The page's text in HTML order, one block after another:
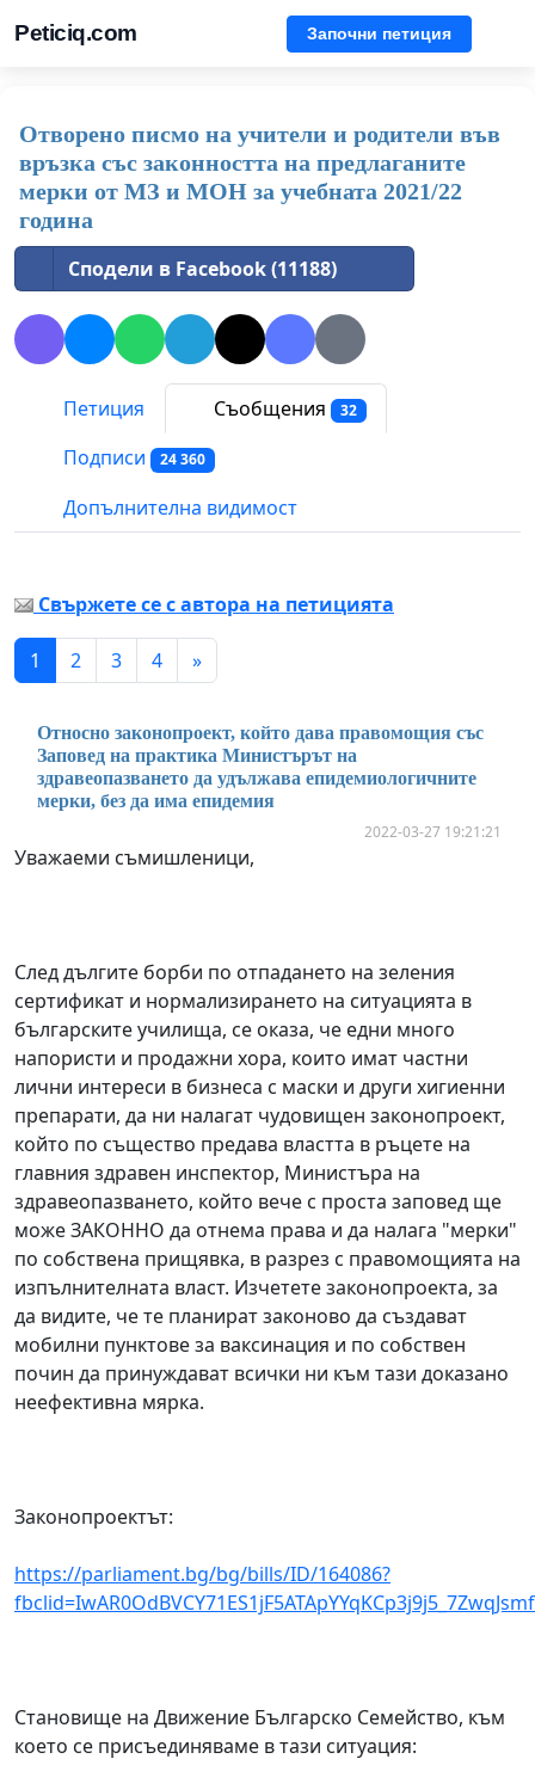
Peticiq.com Започни петиция
Отворено писмо на учители и родители във
връзка със законността на предлаганите
мерки от МЗ и МОН за учебната 2021/22
година
Сподели в Facebook (11188)
Петиция Съобщения 32
Подписи 24 360
Допълнителна видимост
Свържете се с автора на петицията
1 2 3 4 »
Относно законопроект, който дава правомощия със
Заповед на практика Министърът на
здравеопазването да удължава епидемиологичните
мерки, без да има епидемия
2022-03-27 19:21:21
Уважаеми съмишленици,
След дългите борби по отпадането на зеления
сертификат и нормализирането на ситуацията в
българските училища, се оказа, че едни много
напористи и продажни хора, които имат частни
лични интереси в бизнеса с маски и други хигиенни
препарати, да ни налагат чудовищен законопроект,
който по същество предава властта в ръцете на
главния здравен инспектор, Министъра на
здравеопазването, който вече с проста заповед ще
може ЗАКОННО да отнема права и да налага "мерки"
по собствена прищявка, в разрез с правомощията на
изпълнителната власт. Изчетете законопроекта, за
да видите, че те планират законово да създават
мобилни пунктове за ваксинация и по собствен
почин да принуждават всички ни към тази доказано
неефективна мярка.
Законопроектът:
https://parliament.bg/bg/bills/ID/164086?
Становище на Движение Българско Семейство, към
което се присъединяваме в тази ситуация: